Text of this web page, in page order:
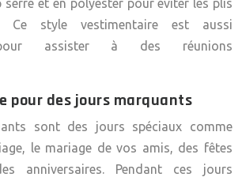
et en polyester pour éviter les plis
Ce style vestimentaire est aussi
pour assister à des réunions
pour des jours marquants
sont des jours spéciaux comme
le mariage de vos amis, des fêtes
anniversaires. Pendant ces jours